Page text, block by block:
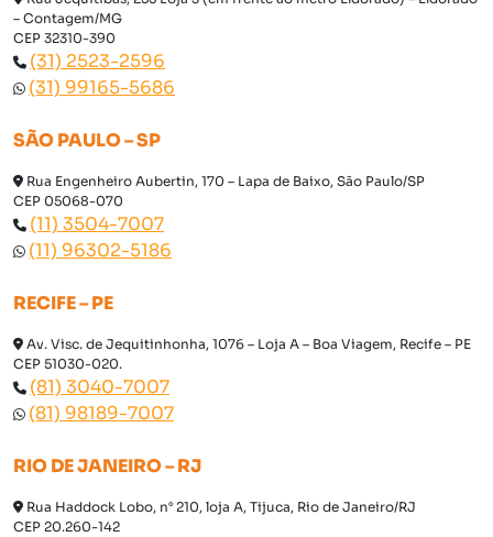
– Contagem/MG
CEP 32310-390
(31) 2523-2596
(31) 99165-5686
SÃO PAULO – SP
Rua Engenheiro Aubertin, 170 – Lapa de Baixo, São Paulo/SP
CEP 05068-070
(11) 3504-7007
(11) 96302-5186
RECIFE – PE
Av. Visc. de Jequitinhonha, 1076 – Loja A – Boa Viagem, Recife – PE
CEP 51030-020.
(81) 3040-7007
(81) 98189-7007
RIO DE JANEIRO – RJ
Rua Haddock Lobo, n° 210, loja A, Tijuca, Rio de Janeiro/RJ
CEP 20.260-142